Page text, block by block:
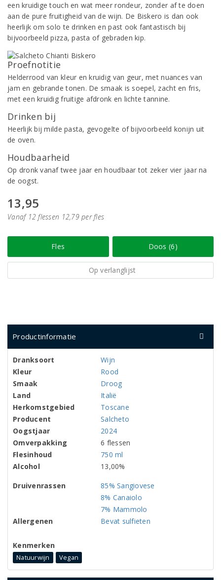
een kruidige touch en wat meer rondeur, zonder af te doen
aan de pure fruitigheid van de wijn. De Biskero is dan ook
heerlijk om solo te drinken en past ook fantastisch bij
bijvoorbeeld pizza, pasta of gebraden kip.
Proefnotitie
Helderrood van kleur en kruidig van geur, met nuances van
jam en gebrande tonen. De smaak is soepel, zacht en fris,
met een kruidig fruitige afdronk en lichte tannine.
Drinken bij
Heerlijk bij milde pasta, gevogelte of bijvoorbeeld konijn uit
de oven.
Houdbaarheid
Op dronk vanaf twee jaar en houdbaar tot zeker vier jaar na
de oogst.
13,95
Vanaf 12 flessen 12,79 per fles
Fles Doos (6)
Op verlanglijst
Productinformatie
Dranksoort
Wijn
Kleur
Rood
Smaak
Droog
Land
Italië
Herkomstgebied
Toscane
Producent
Salcheto
Oogstjaar
2024
Omverpakking
6 flessen
Flesinhoud
750 ml
Alcohol
13,00%
Druivenrassen
85% Sangiovese
8% Canaiolo
7% Mammolo
Allergenen
Bevat sulfieten
Kenmerken
Natuurwijn Vegan